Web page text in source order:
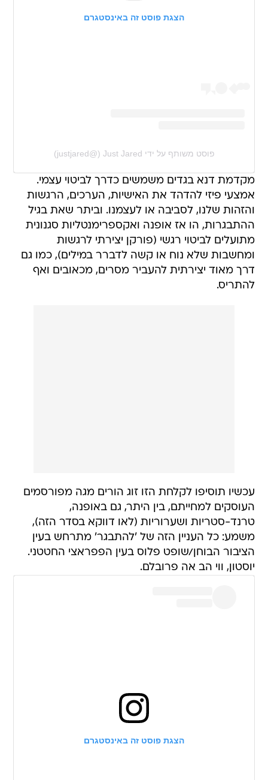
הצגת פוסט זה באינסטגרם
פוסט משותף על ידי ‏‎Just Jared‎‏ (@‏‎justjared‎‏)
מקדמת דנא בגדים משמשים כדרך לביטוי עצמי.
אמצעי פיזי להדהד את האישיות, הערכים, הרגשות
והזהות שלנו, לסביבה או לעצמנו. וביתר שאת בגיל
ההתבגרות, הו אז אופנה ואקספרימנטליות סגנונית
מתועלים לביטוי רגשי (פורקן יצירתי לרגשות
ומחשבות שלא נוח או קשה לדברר במילים), כמו גם
דרך מאוד יצירתית להעביר מסרים, מכאובים ואף
להתריס.
עכשיו תוסיפו לקלחת הזו זוג הורים מגה מפורסמים
העוסקים למחייתם, בין היתר, גם באופנה,
טרנד-סטריות ושערוריות (לאו דווקא בסדר הזה),
משמע: כל העניין הזה של 'להתבגר' מתרחש בעין
הציבור הבוחן/שופט פלוס בעין הפפראצי החטטני.
יוסטון, ווי הב אה פרובלם.
הצגת פוסט זה באינסטגרם